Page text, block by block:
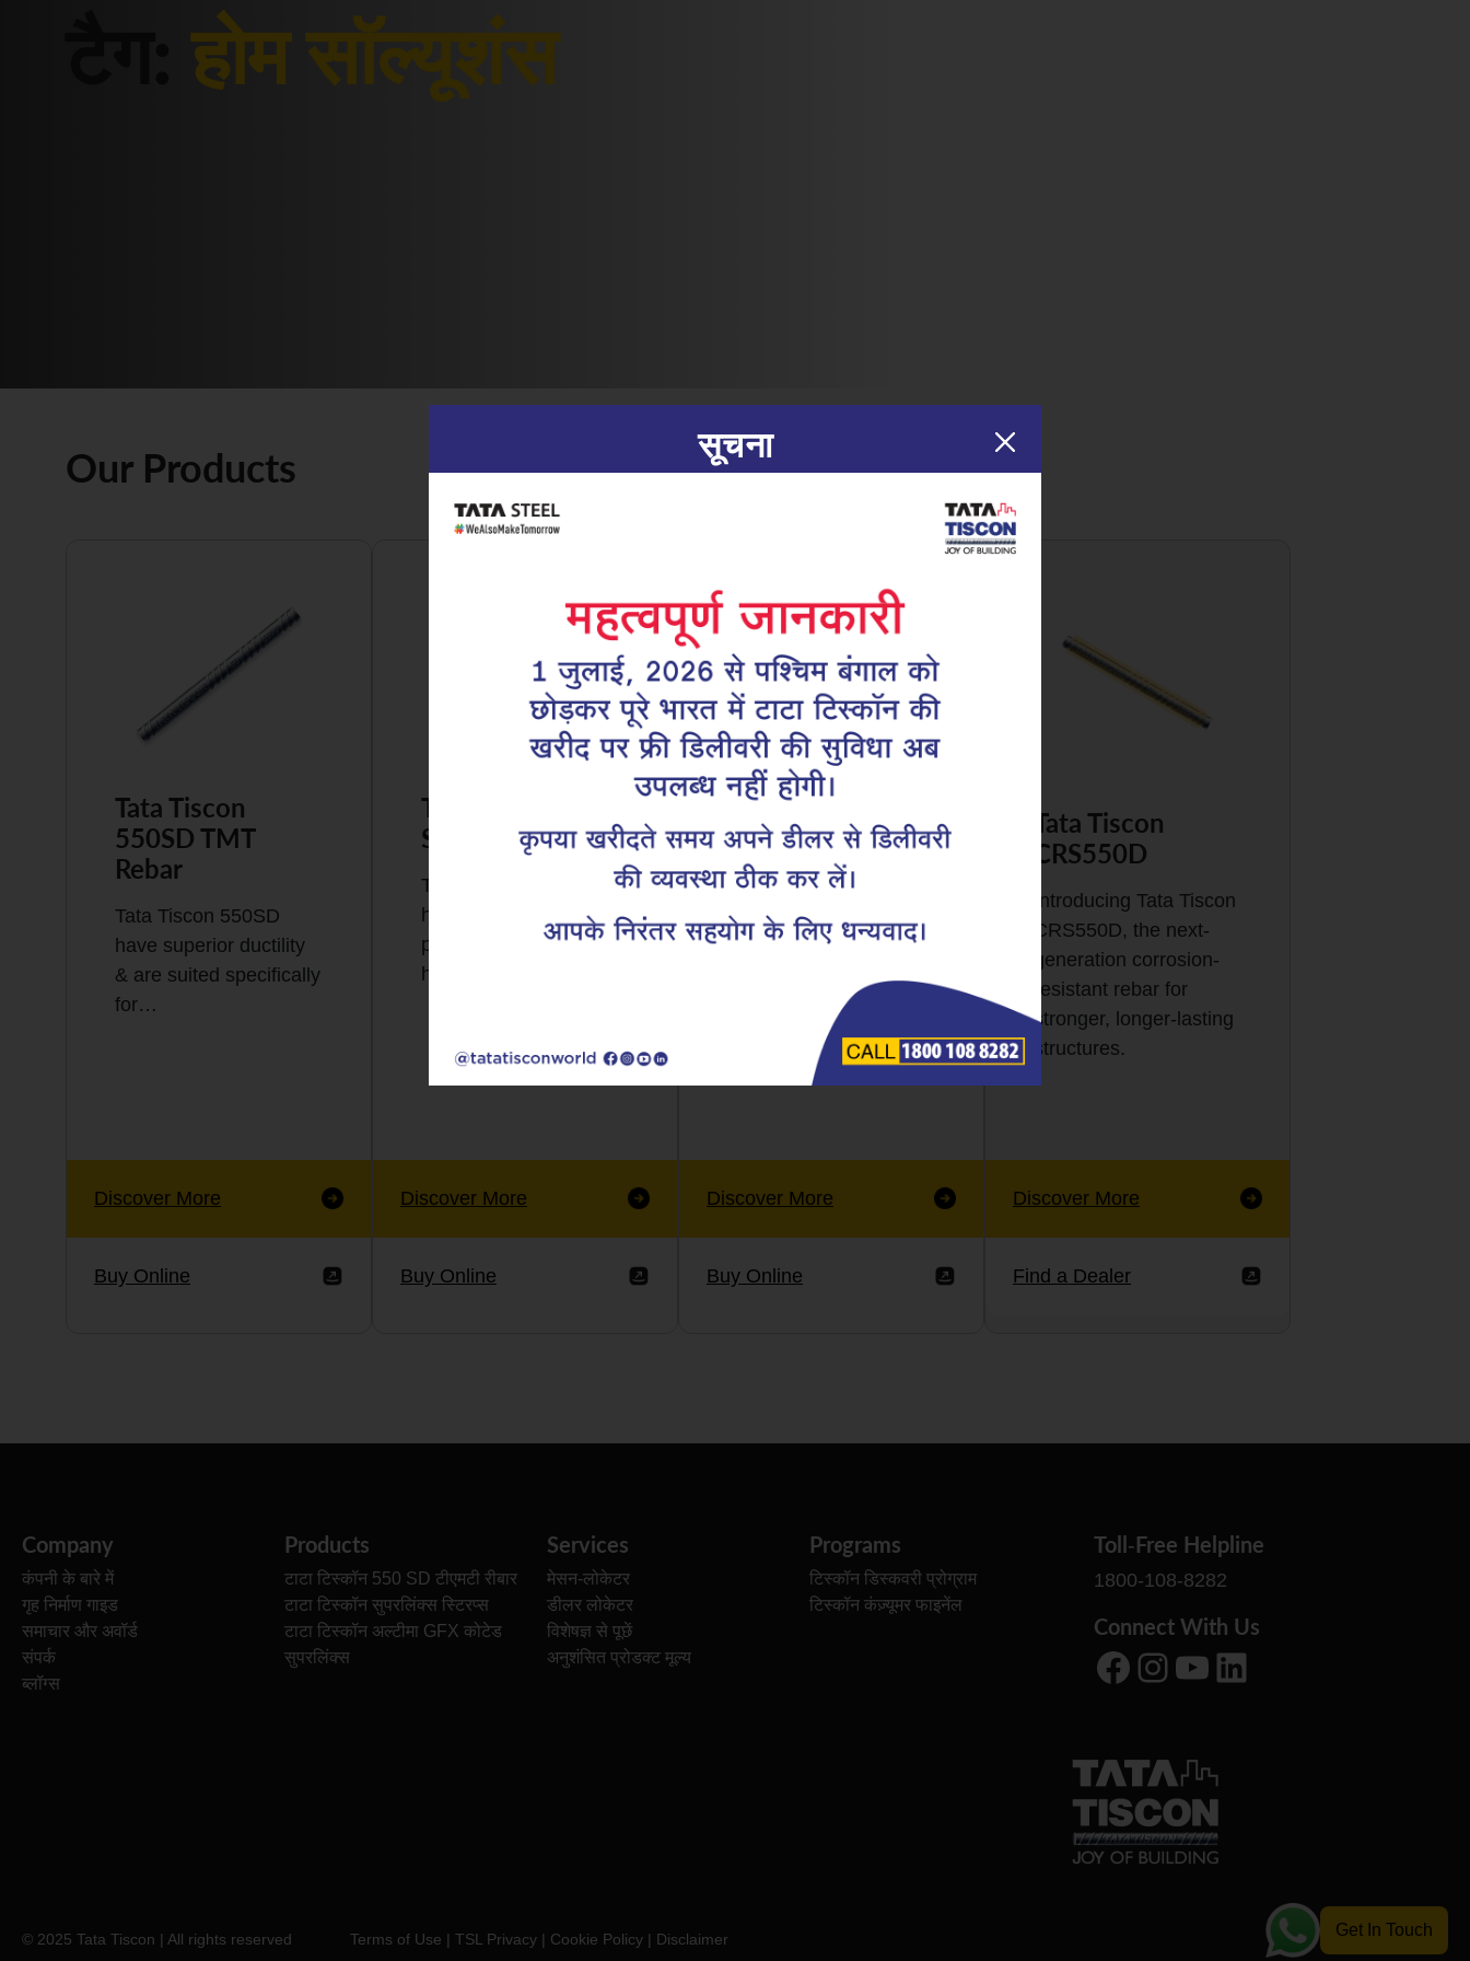
होम सॉल्यूशंस
Our Products
Tata Tiscon
550SD TMT
Rebar
Tata Tiscon 550SD
have superior ductility
& are suited specifically
for…
Discover More
Buy Online
Tata Tiscon
Superlinks
Tata Tiscon 550SD are
highly accurate and
possess uniform ridges,
high…
Discover More
Buy Online
Tata Tiscon GFX
Ultima
Tata Tiscon 550SD are
highly accurate and
possess uniform ridges,
Discover More
Buy Online
Tata Tiscon
CRS550D
Introducing Tata Tiscon
CRS550D, the next-
generation corrosion-
resistant rebar for
stronger, longer-lasting
structures.
Discover More
Find a Dealer
Company
कंपनी के बारे में
गृह निर्माण गाइड
समाचार और अवॉर्ड
संपर्क
ब्लॉग्स
Products
टाटा टिस्कॉन 550 SD टीएमटी रीबार
टाटा टिस्कॉन सुपरलिंक्स स्टिरप्स
टाटा टिस्कॉन अल्टीमा GFX कोटेड
सुपरलिंक्स
Services
मेसन-लोकेटर
डीलर लोकेटर
विशेषज्ञ से पूछें
अनुशंसित प्रोडक्ट मूल्य
Programs
टिस्कॉन डिस्कवरी प्रोग्राम
टिस्कॉन कंज़्यूमर फाइनेंल
Toll-Free Helpline
1800-108-8282
Connect With Us
Facebook Instagram YouTube LinkedIn
© 2025 Tata Tiscon | All rights reserved Terms of Use | TSL Privacy | Cookie Policy | Disclaimer Get In Touch
सूचना